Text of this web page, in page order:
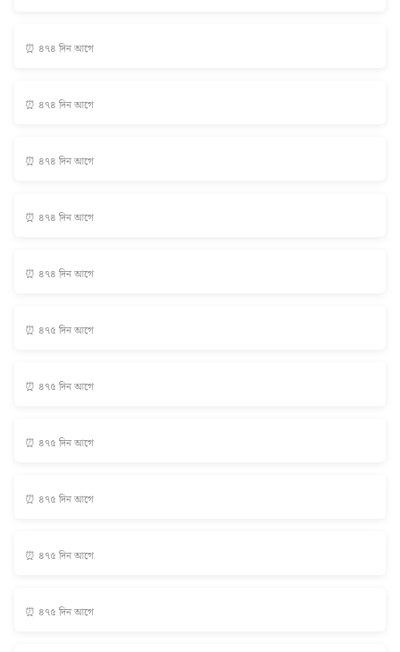
⏰ ৪৭৪ দিন আগে
⏰ ৪৭৪ দিন আগে
⏰ ৪৭৪ দিন আগে
⏰ ৪৭৪ দিন আগে
⏰ ৪৭৪ দিন আগে
⏰ ৪৭৫ দিন আগে
⏰ ৪৭৫ দিন আগে
⏰ ৪৭৫ দিন আগে
⏰ ৪৭৫ দিন আগে
⏰ ৪৭৫ দিন আগে
⏰ ৪৭৫ দিন আগে